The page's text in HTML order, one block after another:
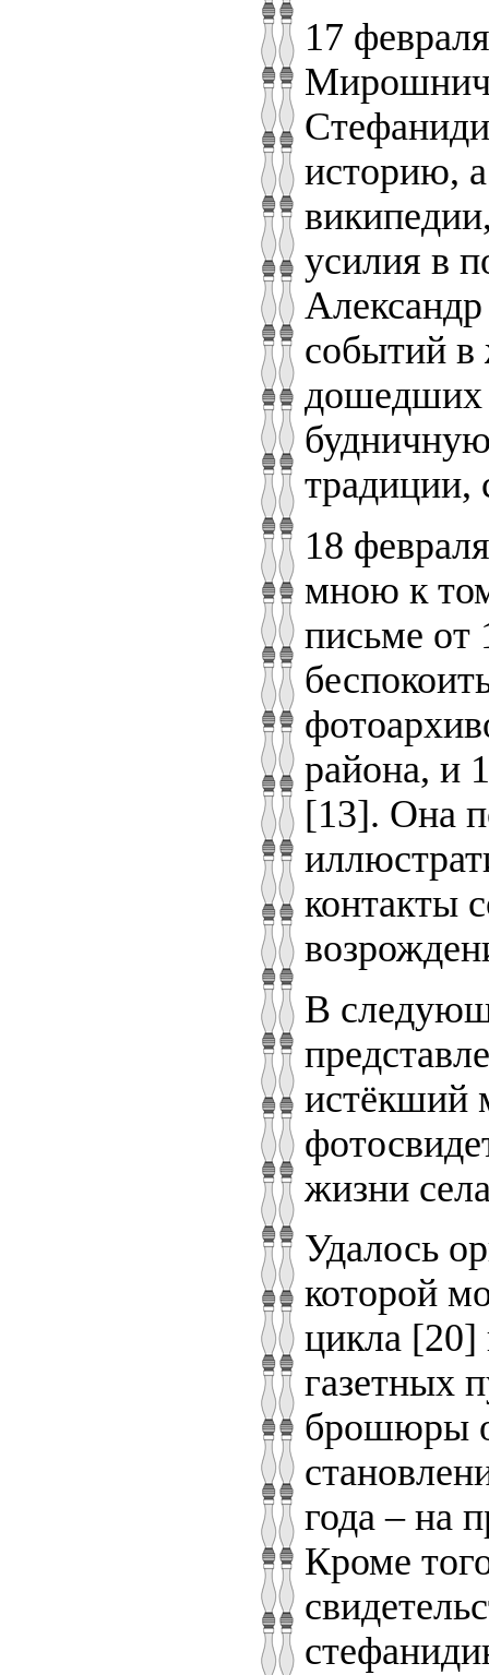
17
историю,
усилия в
событий в
дошедших
традиции,
18
мною к
письме от
района, и
[13]. Она
контакты
В
истёкший
жизни
Удалось
которой
цикла [20]
газетных
брошюры
года – на
Кроме